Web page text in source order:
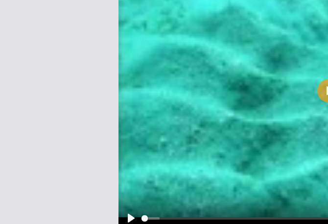
Alle HTML-Tags außer <br>, <strike> und <i> werden aus Deinem Kommentar entfernt.
URLs werden automatisch umgewandelt. Bitte verwende "www." oder "http://" in URLs
Ich möchte eine E-Mail, wenn zu meinem Kommentar Antworten erscheinen.
Ich möchte eine E-Mail, wenn auf dieser Seite weitere Kommentare erscheinen.